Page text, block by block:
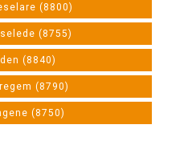
(8800)
(8755)
(8840)
(8790)
(8750)